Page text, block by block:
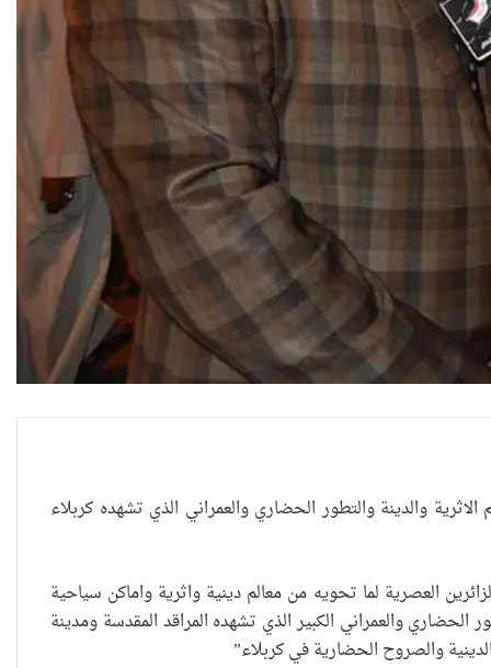
والدينة والتطور الحضاري والعمراني الذي تشهده كربلاء
العصرية لما تحويه من معالم دينية واثرية واماكن سياحية
والعمراني الكبير الذي تشهده المراقد المقدسة ومدينة
والصروح الحضارية في كربلاء”